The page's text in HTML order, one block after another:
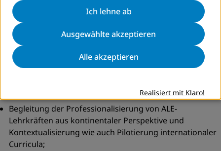
Partner;
Sensibilisierungskampagne zu transformativer ALE;
Verknüpfung formaler und non-formaler Bildung,
Ausweitung der Angebote für vulnerable Zielgruppen
und der Finanzierung von ALE;
Aktionsrahmens von Marrakesch“;
Begleitung der Professionalisierung von ALE-
Lehrkräften aus kontinentaler Perspektive und
Kontextualisierung wie auch Pilotierung internationaler
Curricula;
Ich lehne ab
Ausgewählte akzeptieren
Alle akzeptieren
Realisiert mit Klaro!